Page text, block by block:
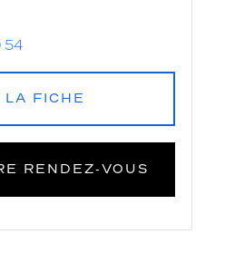
54
LA FICHE
RENDEZ‑VOUS